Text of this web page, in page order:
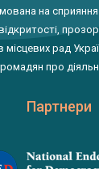
на
місцевих рад
про
Партнери